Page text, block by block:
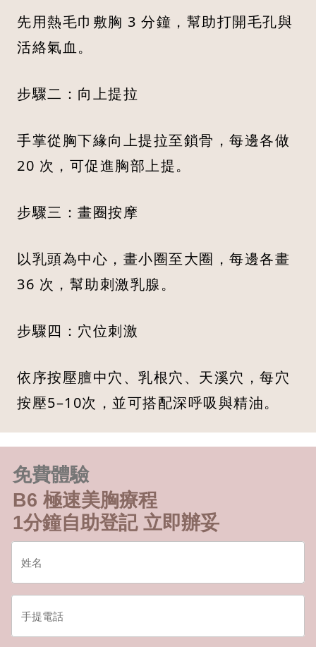
先用熱毛巾敷胸 3 分鐘，幫助打開毛孔與
活絡氣血。
步驟二：向上提拉
手掌從胸下緣向上提拉至鎖骨，每邊各做
20 次，可促進胸部上提。
步驟三：畫圈按摩
以乳頭為中心，畫小圈至大圈，每邊各畫
36 次，幫助刺激乳腺。
步驟四：穴位刺激
依序按壓膻中穴、乳根穴、天溪穴，每穴
按壓5–10次，並可搭配深呼吸與精油。
免費體驗
B6 極速美胸療程
1分鐘自助登記 立即辦妥